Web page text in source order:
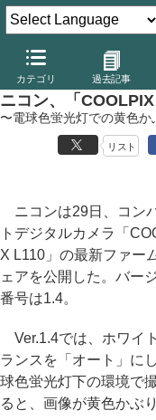
カテゴリ 過去記事
デジカメ Watch カメラ
ニコン、「
〜電球色蛍光灯での黄色か
リスト
ニコンは29日、コン
トデジタルカメラ「
X L110」の最新ファー
ェアを公開した。バー
番号は1.4。
Ver.1.4では、ホワイ
ランスを「オート」に
球色蛍光灯下の環境で
ると、画像が黄色かぶ